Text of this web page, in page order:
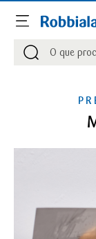
Procurar